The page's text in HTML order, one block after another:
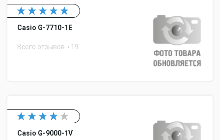
Casio G-7710-1E
Всего отзывов 19
Casio G-9000-1V